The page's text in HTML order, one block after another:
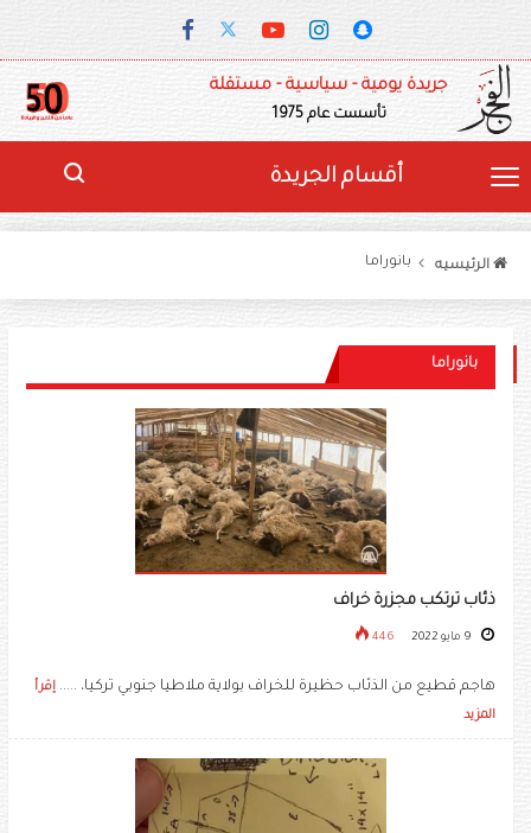
جريدة يومية - سياسية - مستقلة
تأسست عام 1975
أقسام الجريدة
الرئيسيه بانوراما
بانوراما
ذئاب ترتكب مجزرة خراف
446
هاجم قطيع من الذئاب حظيرة للخراف بولاية ملاطيا جنوبي تركيا، ..... إقرأ
المزيد